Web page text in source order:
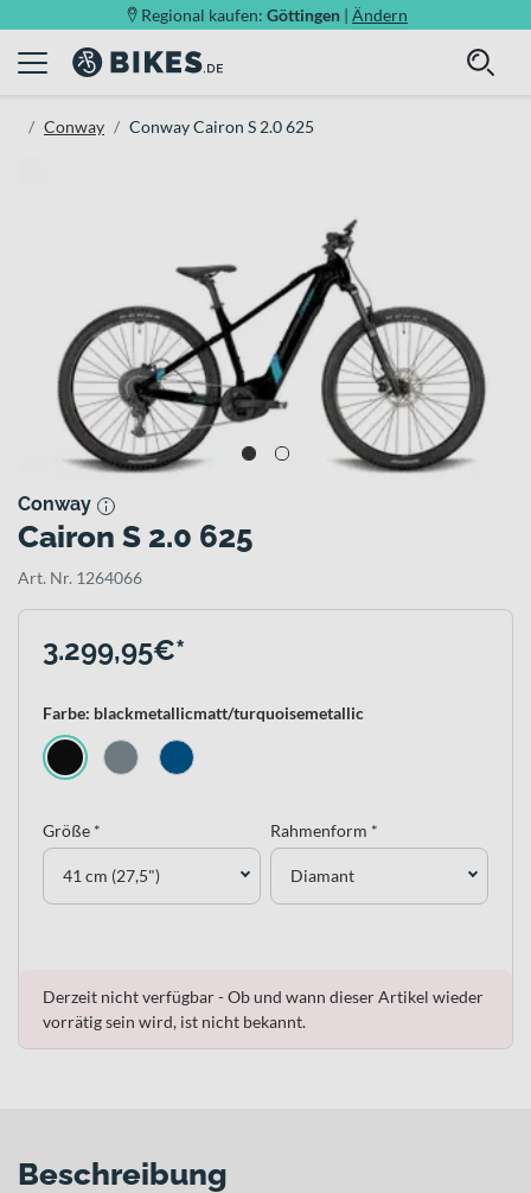
Regional kaufen: Göttingen | Ändern
Conway Conway Cairon S 2.0 625
Conway
Cairon S 2.0 625
Art. Nr. 1264066
3.299,95€*
Farbe: blackmetallicmatt/turquoisemetallic
Größe *
41 cm (27,5")
Rahmenform *
Diamant
Derzeit nicht verfügbar - Ob und wann dieser Artikel wieder
vorrätig sein wird, ist nicht bekannt.
Beschreibung